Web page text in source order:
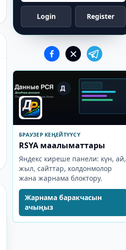
Login Register
БРАУЗЕР КЕҢЕЙТҮҮСҮ
RSYA маалыматтары
Яндекс киреше панели: күн, ай,
жыл, сайттар, колдонмолор
жана жарнама блоктору.
Жарнама баракчасын
ачыңыз